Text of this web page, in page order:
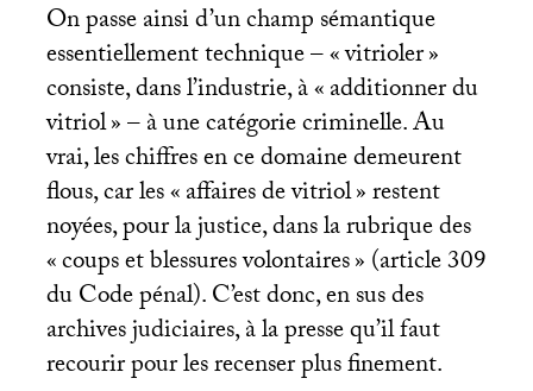
On passe ainsi d’un champ sémantique
essentiellement technique – «vitrioler»
consiste, dans l’industrie, à «additionner du
vitriol» – à une catégorie criminelle. Au
vrai, les chiffres en ce domaine demeurent
flous, car les «affaires de vitriol» restent
noyées, pour la justice, dans la rubrique des
«coups et blessures volontaires» (article 309
du Code pénal). C’est donc, en sus des
archives judiciaires, à la presse qu’il faut
recourir pour les recenser plus finement.